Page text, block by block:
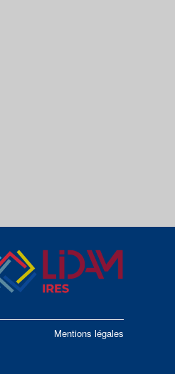
Mentions légales